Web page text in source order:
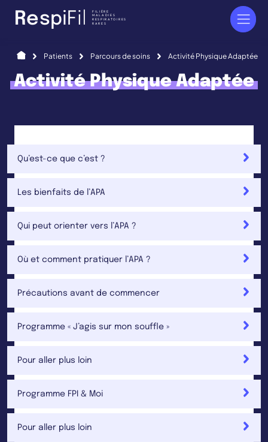
RespiFi FILIÈRE
MALADIES
RESPIRATOIRES
RARES
AccueilPatients Parcours de soins Activité Physique Adaptée
Activité Physique Adaptée
Qu’est-ce que c’est ?
Les bienfaits de l’APA
Qui peut orienter vers l’APA ?
Où et comment pratiquer l’APA ?
Précautions avant de commencer
Programme « J’agis sur mon souffle »
Pour aller plus loin
Programme FPI & Moi
Pour aller plus loin